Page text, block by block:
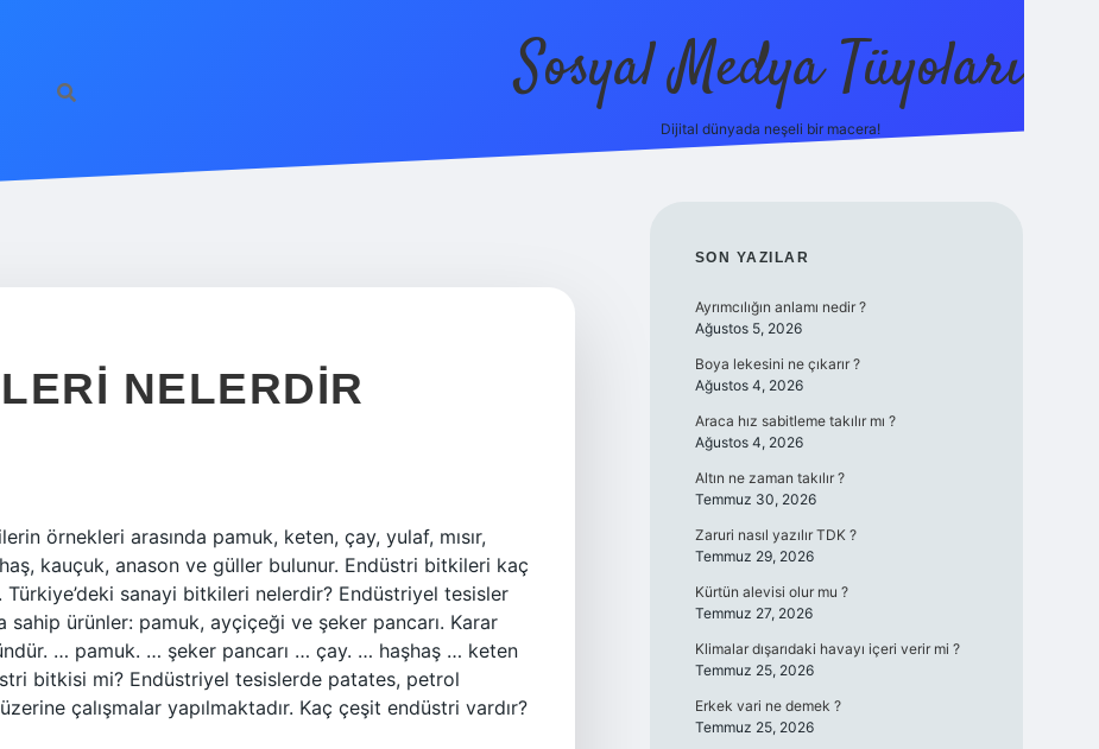
Sosyal Medya Tüyoları
Dijital dünyada neşeli bir macera!
NELERDIR
örnekleri arasında pamuk, keten, çay, yulaf, mısır,
kauçuk, anason ve güller bulunur. Endüstri bitkileri kaç
Türkiye’deki sanayi bitkileri nelerdir? Endüstriyel tesisler
sahip ürünler: pamuk, ayçiçeği ve şeker pancarı. Karar
… pamuk. … şeker pancarı … çay. … haşhaş … keten
bitkisi mi? Endüstriyel tesislerde patates, petrol
çalışmalar yapılmaktadır. Kaç çeşit endüstri vardır?
SIDEBAR
SON YAZILAR
Ayrımcılığın anlamı nedir ?
Ağustos 5, 2026
Boya lekesini ne çıkarır ?
Ağustos 4, 2026
Araca hız sabitleme takılır mı ?
Ağustos 4, 2026
Altın ne zaman takılır ?
Temmuz 30, 2026
Zaruri nasıl yazılır TDK ?
Temmuz 29, 2026
Kürtün alevisi olur mu ?
Temmuz 27, 2026
Klimalar dışarıdaki havayı içeri verir mi ?
Temmuz 25, 2026
Erkek vari ne demek ?
Temmuz 25, 2026